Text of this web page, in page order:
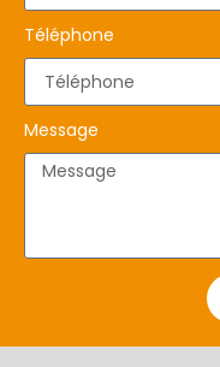
Téléphone
Message